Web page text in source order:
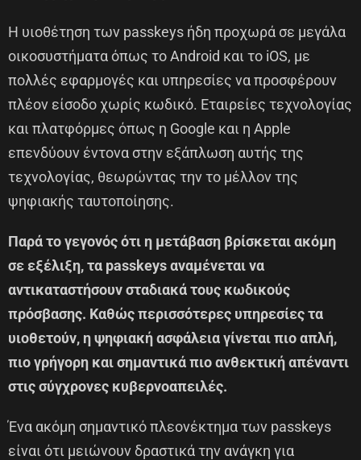
Η υιοθέτηση των passkeys ήδη προχωρά σε μεγάλα
οικοσυστήματα όπως το Android και το iOS, με
πολλές εφαρμογές και υπηρεσίες να προσφέρουν
πλέον είσοδο χωρίς κωδικό. Εταιρείες τεχνολογίας
και πλατφόρμες όπως η Google και η Apple
επενδύουν έντονα στην εξάπλωση αυτής της
τεχνολογίας, θεωρώντας την το μέλλον της
ψηφιακής ταυτοποίησης.
Παρά το γεγονός ότι η μετάβαση βρίσκεται ακόμη
σε εξέλιξη, τα passkeys αναμένεται να
αντικαταστήσουν σταδιακά τους κωδικούς
πρόσβασης. Καθώς περισσότερες υπηρεσίες τα
υιοθετούν, η ψηφιακή ασφάλεια γίνεται πιο απλή,
πιο γρήγορη και σημαντικά πιο ανθεκτική απέναντι
στις σύγχρονες κυβερνοαπειλές.
Ένα ακόμη σημαντικό πλεονέκτημα των passkeys
είναι ότι μειώνουν δραστικά την ανάγκη για